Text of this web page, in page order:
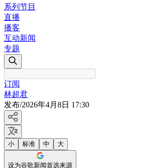
系列节目
直播
播客
互动新闻
专题
订阅
林超君
发布/2026年4月8日 17:30
小 标准 中 大
设为谷歌新闻首选来源